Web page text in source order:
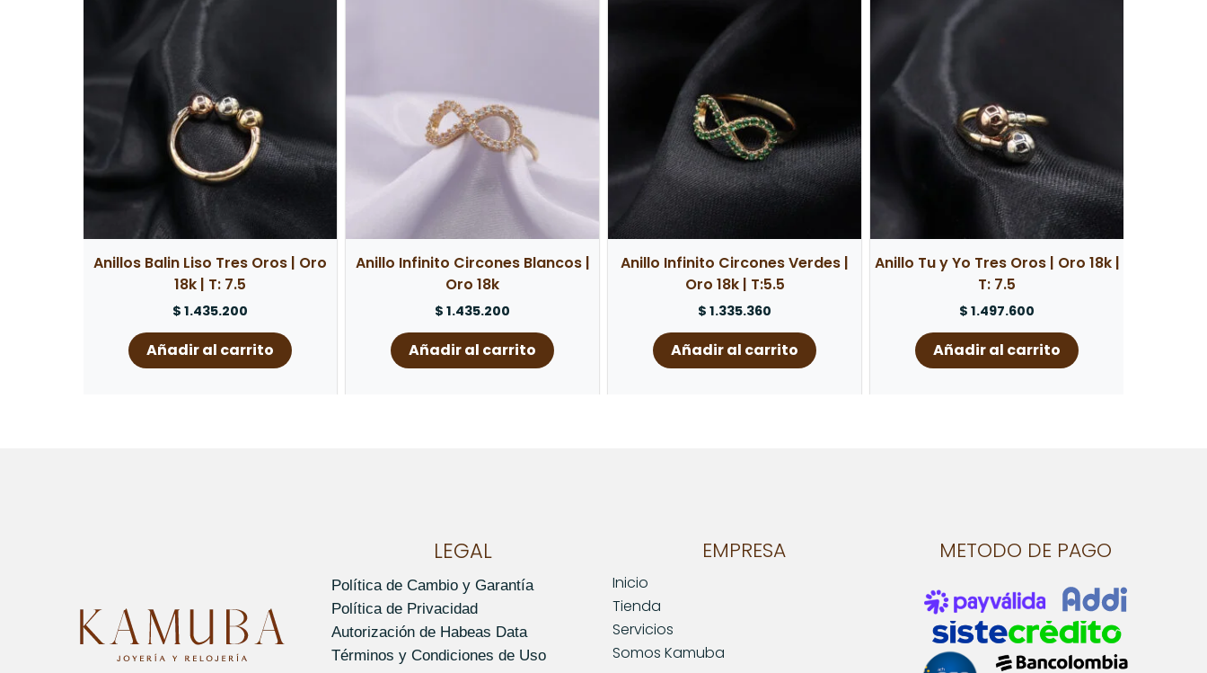
Anillos Balin Liso Tres Oros | Oro
18k | T: 7.5
$ 1.435.200
Añadir al carrito
Anillo Infinito Circones Blancos |
Oro 18k
$ 1.435.200
Añadir al carrito
Anillo Infinito Circones Verdes |
Oro 18k | T:5.5
$ 1.335.360
Añadir al carrito
Anillo Tu y Yo Tres Oros | Oro 18k |
T: 7.5
$ 1.497.600
Añadir al carrito
LEGAL
Política de Cambio y Garantía
Política de Privacidad
Autorización de Habeas Data
Términos y Condiciones de Uso
EMPRESA
Inicio
Tienda
Servicios
Somos Kamuba
METODO DE PAGO